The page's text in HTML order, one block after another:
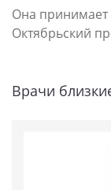
Она принимает
Октябрьский
Врачи